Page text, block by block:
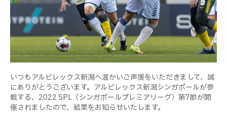
いつもアルビレックス新潟へ温かいご声援をいただきまして、誠
にありがとうございます。アルビレックス新潟シンガポールが参
戦する、2022 SPL（シンガポールプレミアリーグ）第7節が開
催されましたので、結果をお知らせいたします。